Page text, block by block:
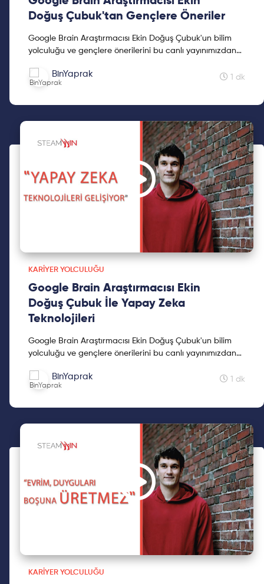
Doğuş Çubuk'tan Gençlere Öneriler
Google Brain Araştırmacısı Ekin Doğuş Çubuk'un bilim
yolculuğu ve gençlere önerilerini bu canlı yayınımızdan
BinYaprak 1 dk
KARIYER YOLCULUĞU
Google Brain Araştırmacısı Ekin
Doğuş Çubuk İle Yapay Zeka
Teknolojileri
Google Brain Araştırmacısı Ekin Doğuş Çubuk'un bilim
yolculuğu ve gençlere önerilerini bu canlı yayınımızdan
BinYaprak 1 dk
KARIYER YOLCULUĞU